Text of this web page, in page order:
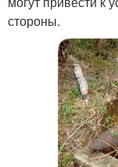
стороны.